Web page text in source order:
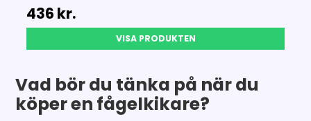
436 kr.
VISA PRODUKTEN
Vad bör du tänka på när du
köper en fågelkikare?